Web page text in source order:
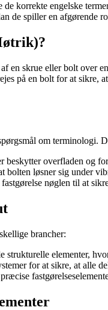
de korrekte engelske
de spiller en afgørende
en skrue eller bolt over
på en bolt for at
om terminologi.
beskytter overfladen og
bolten løsner sig under
nøglen til at
brancher:
strukturelle elementer,
for at sikre, at alle